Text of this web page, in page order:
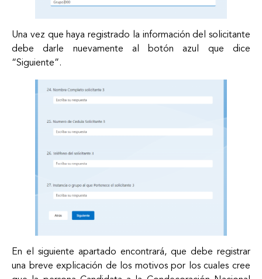
Una vez que haya registrado la información del solicitante
debe darle nuevamente al botón azul que dice
“Siguiente”.
En el siguiente apartado encontrará, que debe registrar
una breve explicación de los motivos por los cuales cree